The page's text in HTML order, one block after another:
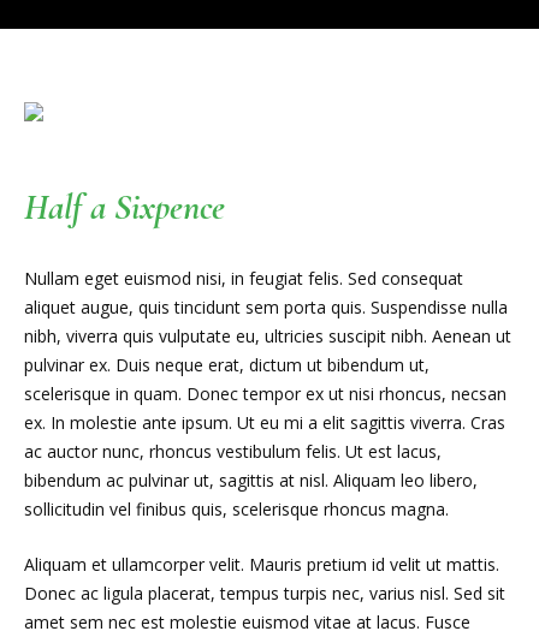
Half a Sixpence
Nullam eget euismod nisi, in feugiat felis. Sed consequat
aliquet augue, quis tincidunt sem porta quis. Suspendisse nulla
nibh, viverra quis vulputate eu, ultricies suscipit nibh. Aenean ut
pulvinar ex. Duis neque erat, dictum ut bibendum ut,
scelerisque in quam. Donec tempor ex ut nisi rhoncus, necsan
ex. In molestie ante ipsum. Ut eu mi a elit sagittis viverra. Cras
ac auctor nunc, rhoncus vestibulum felis. Ut est lacus,
bibendum ac pulvinar ut, sagittis at nisl. Aliquam leo libero,
sollicitudin vel finibus quis, scelerisque rhoncus magna.
Aliquam et ullamcorper velit. Mauris pretium id velit ut mattis.
Donec ac ligula placerat, tempus turpis nec, varius nisl. Sed sit
amet sem nec est molestie euismod vitae at lacus. Fusce